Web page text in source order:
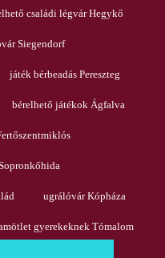
családi légvár Hegykő
Siegendorf
játék bérbeadás Pereszteg
bérelhető játékok Ágfalva
ugrálóvár Kópháza
gyerekeknek Tómalom